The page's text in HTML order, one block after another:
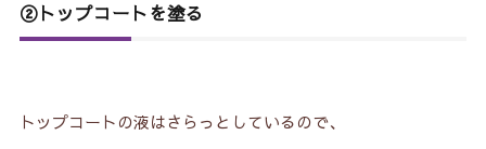
②トップコートを塗る
トップコートの液はさらっとしているので、